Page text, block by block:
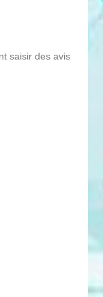
saisir des avis